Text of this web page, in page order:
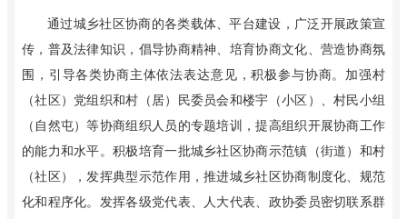
通过城乡社区协商的各类载体、平台建设，广泛开展政策宣
传，普及法律知识，倡导协商精神、培育协商文化、营造协商氛
围，引导各类协商主体依法表达意见，积极参与协商。加强村
（社区）党组织和村（居）民委员会和楼宇（小区）、村民小组
（自然屯）等协商组织人员的专题培训，提高组织开展协商工作
的能力和水平。积极培育一批城乡社区协商示范镇（街道）和村
（社区），发挥典型示范作用，推进城乡社区协商制度化、规范
化和程序化。发挥各级党代表、人大代表、政协委员密切联系群